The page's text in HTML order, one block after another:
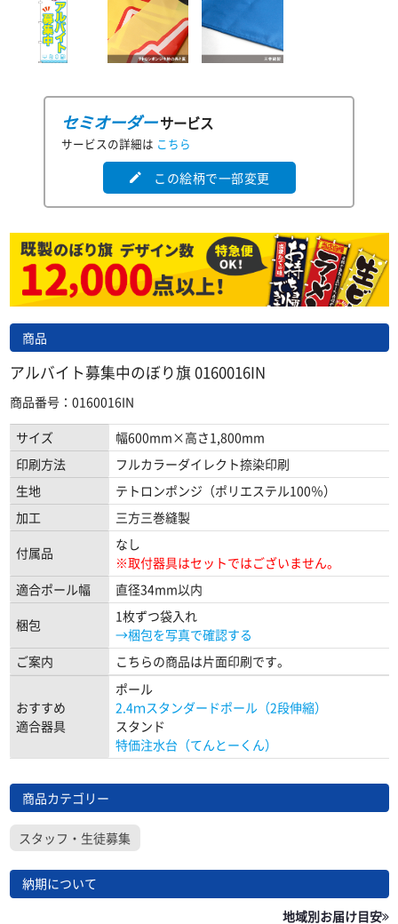
セミオーダーサービス
サービスの詳細は こちら
edit この絵柄で一部変更
商品
アルバイト募集中のぼり旗 0160016IN
商品番号：0160016IN
サイズ
幅600mm×高さ1,800mm
印刷方法
フルカラーダイレクト捺染印刷
生地
テトロンポンジ（ポリエステル100％）
加工
三方三巻縫製
付属品
なし
※取付器具はセットではございません。
適合ポール幅
直径34mm以内
梱包
1枚ずつ袋入れ
→梱包を写真で確認する
ご案内
こちらの商品は片面印刷です。
おすすめ
適合器具
ポール
2.4ｍスタンダードポール（2段伸縮）
スタンド
特価注水台（てんとーくん）
商品カテゴリー
スタッフ・生徒募集
納期について
地域別お届け目安